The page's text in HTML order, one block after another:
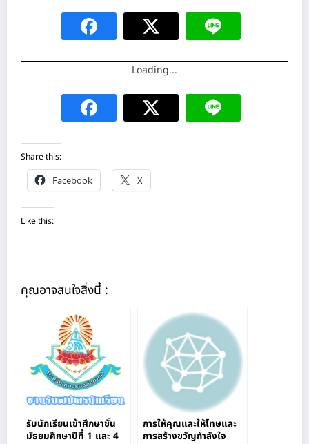
Loading...
Share this:
Facebook
X
Like this:
คุณอาจสนใจสิ่งนี้ :
รับนักเรียนเข้าศึกษาชั้น
มัธยมศึกษาปีที่ 1 และ 4
การให้คุณและให้โทษและ
การสร้างขวัญกำลังใจ